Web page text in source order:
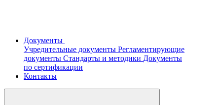
Документы
Учредительные документы Регламентирующие
документы Стандарты и методики Документы
по сертификации
Контакты